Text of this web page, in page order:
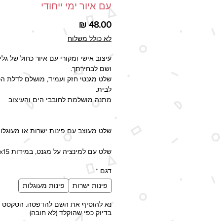
עם איור ימי ייחודי
לא כולל משלוח
עיצוב אישי ומקורי עם איור כחול של
ושם לבחירתך.
שלט מגנטי חזק ועמיד, מושלם לדלת
לבית.
מתנה מושלמת לחובבי הים והעיצוב
שלט מעוצב עם פינות ישרות או
שלט עם למינציה על מגנט, במידות 21x15.
יש לציין בהערות להזמנה את השם
השם יודפס בדיוק כפי שהוקלד.
זמן ההפקה - 2-5 ימי עסקים, זמן
דגם *
פינות ישרות
פינות מעוגלות
נא להוסיף את השם להדפסה. הטקסט
בדיוק כפי שהוקלד (לא חובה)